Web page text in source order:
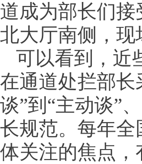
道成为部长们
北大厅南侧，
可以看到，近
在通道处拦部
谈”到“主动谈”
长规范。每年
体关注的焦点